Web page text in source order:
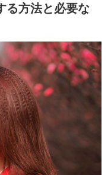
る方法と必要な